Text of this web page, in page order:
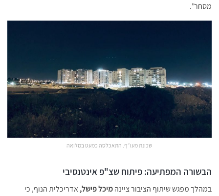
מסחר".
שכונת מעו״ף. התאכלסה כמעט במלואה
הבשורה המפתיעה: פיתוח שצ"פ אינטנסיבי
במהלך מפגש שיתוף הציבור ציינהמיכל פישל, אדריכלית הנוף, כי